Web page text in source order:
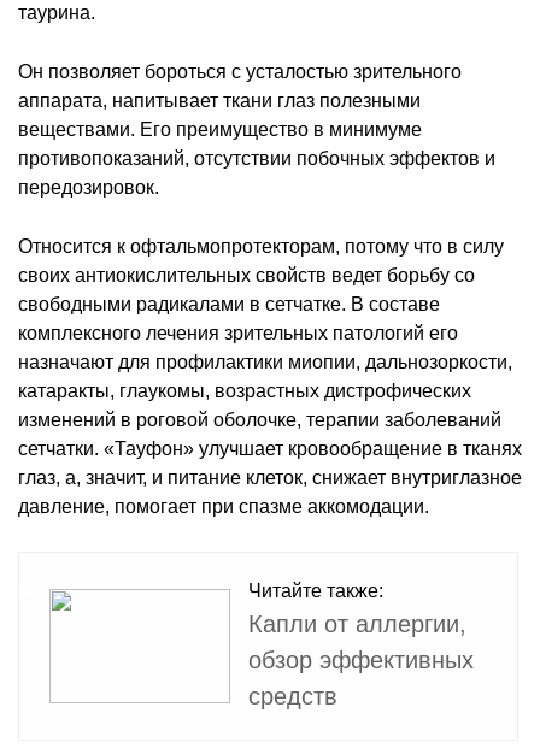
таурина.
Он позволяет бороться с усталостью зрительного
аппарата, напитывает ткани глаз полезными
веществами. Его преимущество в минимуме
противопоказаний, отсутствии побочных эффектов и
передозировок.
Относится к офтальмопротекторам, потому что в силу
своих антиокислительных свойств ведет борьбу со
свободными радикалами в сетчатке. В составе
комплексного лечения зрительных патологий его
назначают для профилактики миопии, дальнозоркости,
катаракты, глаукомы, возрастных дистрофических
изменений в роговой оболочке, терапии заболеваний
сетчатки. «Тауфон» улучшает кровообращение в тканях
глаз, а, значит, и питание клеток, снижает внутриглазное
давление, помогает при спазме аккомодации.
Читайте также:
Капли от аллергии,
обзор эффективных
средств